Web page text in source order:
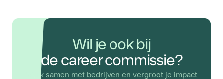
Wil je ook bij
de career commissie?
Werk samen met bedrijven en vergroot je impact